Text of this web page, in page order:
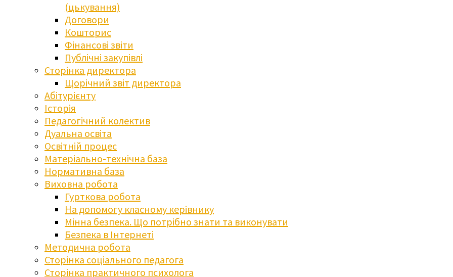
(цькування)
Договори
Кошторис
Фінансові звіти
Публічні закупівлі
Сторінка директора
Щорічний звіт директора
Абітурієнту
Історія
Педагогічний колектив
Дуальна освіта
Освітній процес
Матеріально-технічна база
Нормативна база
Виховна робота
Гурткова робота
На допомогу класному керівнику
Мінна безпека. Що потрібно знати та виконувати
Безпека в Інтернеті
Методична робота
Сторінка соціального педагога
Сторінка практичного психолога